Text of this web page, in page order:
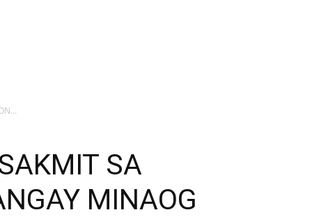
SA
MINAOG